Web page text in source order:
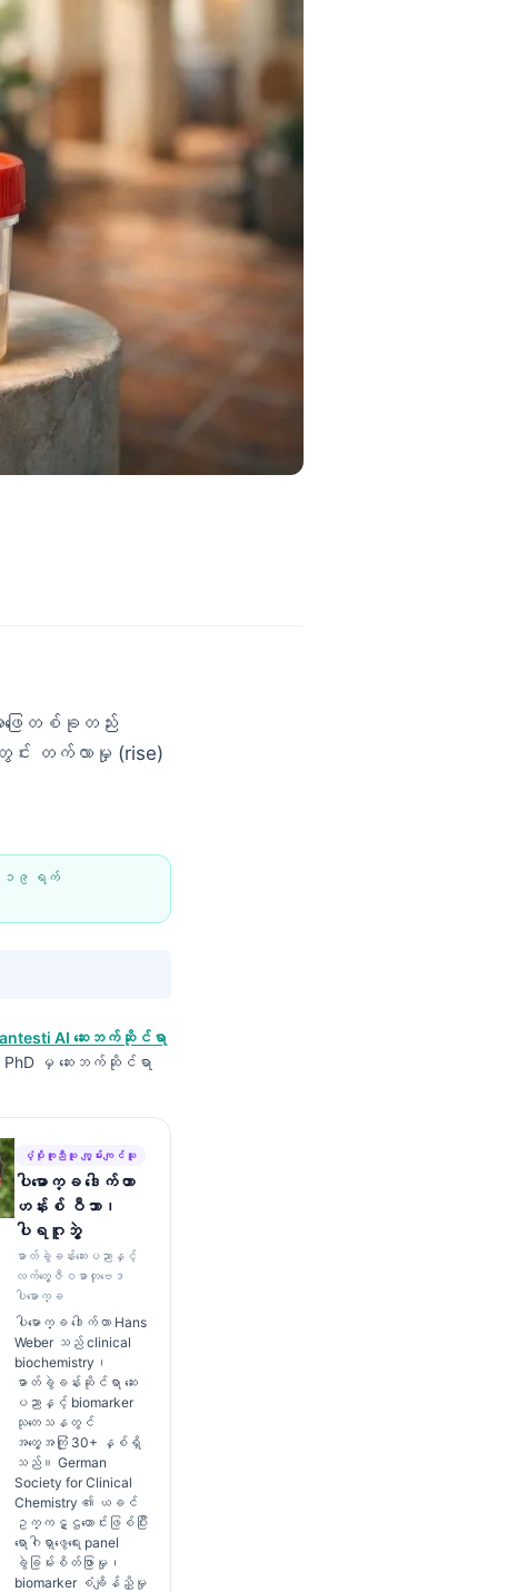
ေတစ်ခုတည်း
း တက်လာမှု (rise)
၁၉ ရက်
AI ဆေးဘက်ဆိုင်ရာ
PhD မှ ဆေးဘက်ဆိုင်ရာ
ပံ့ပိုးကူညီသူ ကျွမ်းကျင်သူ
ပါမောက္ခ ဒေါက်တာ
ဟန်းစ် ဝီဘာ၊
ပါရဂူဘွဲ့
ဓာတ်ခွဲခန်းဆေးပညာနှင့်
လက်တွေ့ဇီဝဓာတုဗေဒ
ပါမောက္ခ
ပါမောက္ခ ဒေါက်တာ Hans
Weber သည် clinical
biochemistry၊
ဓာတ်ခွဲခန်းဆိုင်ရာ ဆေး
ပညာနှင့် biomarker
သုတေသနတွင်
အတွေ့အကြုံ 30+ နှစ်ရှိ
သည်။ German
Society for Clinical
Chemistry ၏ ယခင်
ဥက္ကဋ္ဌဟောင်းဖြစ်ပြီး
ရောဂါရှာဖွေရေး panel
ခွဲခြမ်းစိတ်ဖြာမှု၊
biomarker စံချိန်ညှိမှု